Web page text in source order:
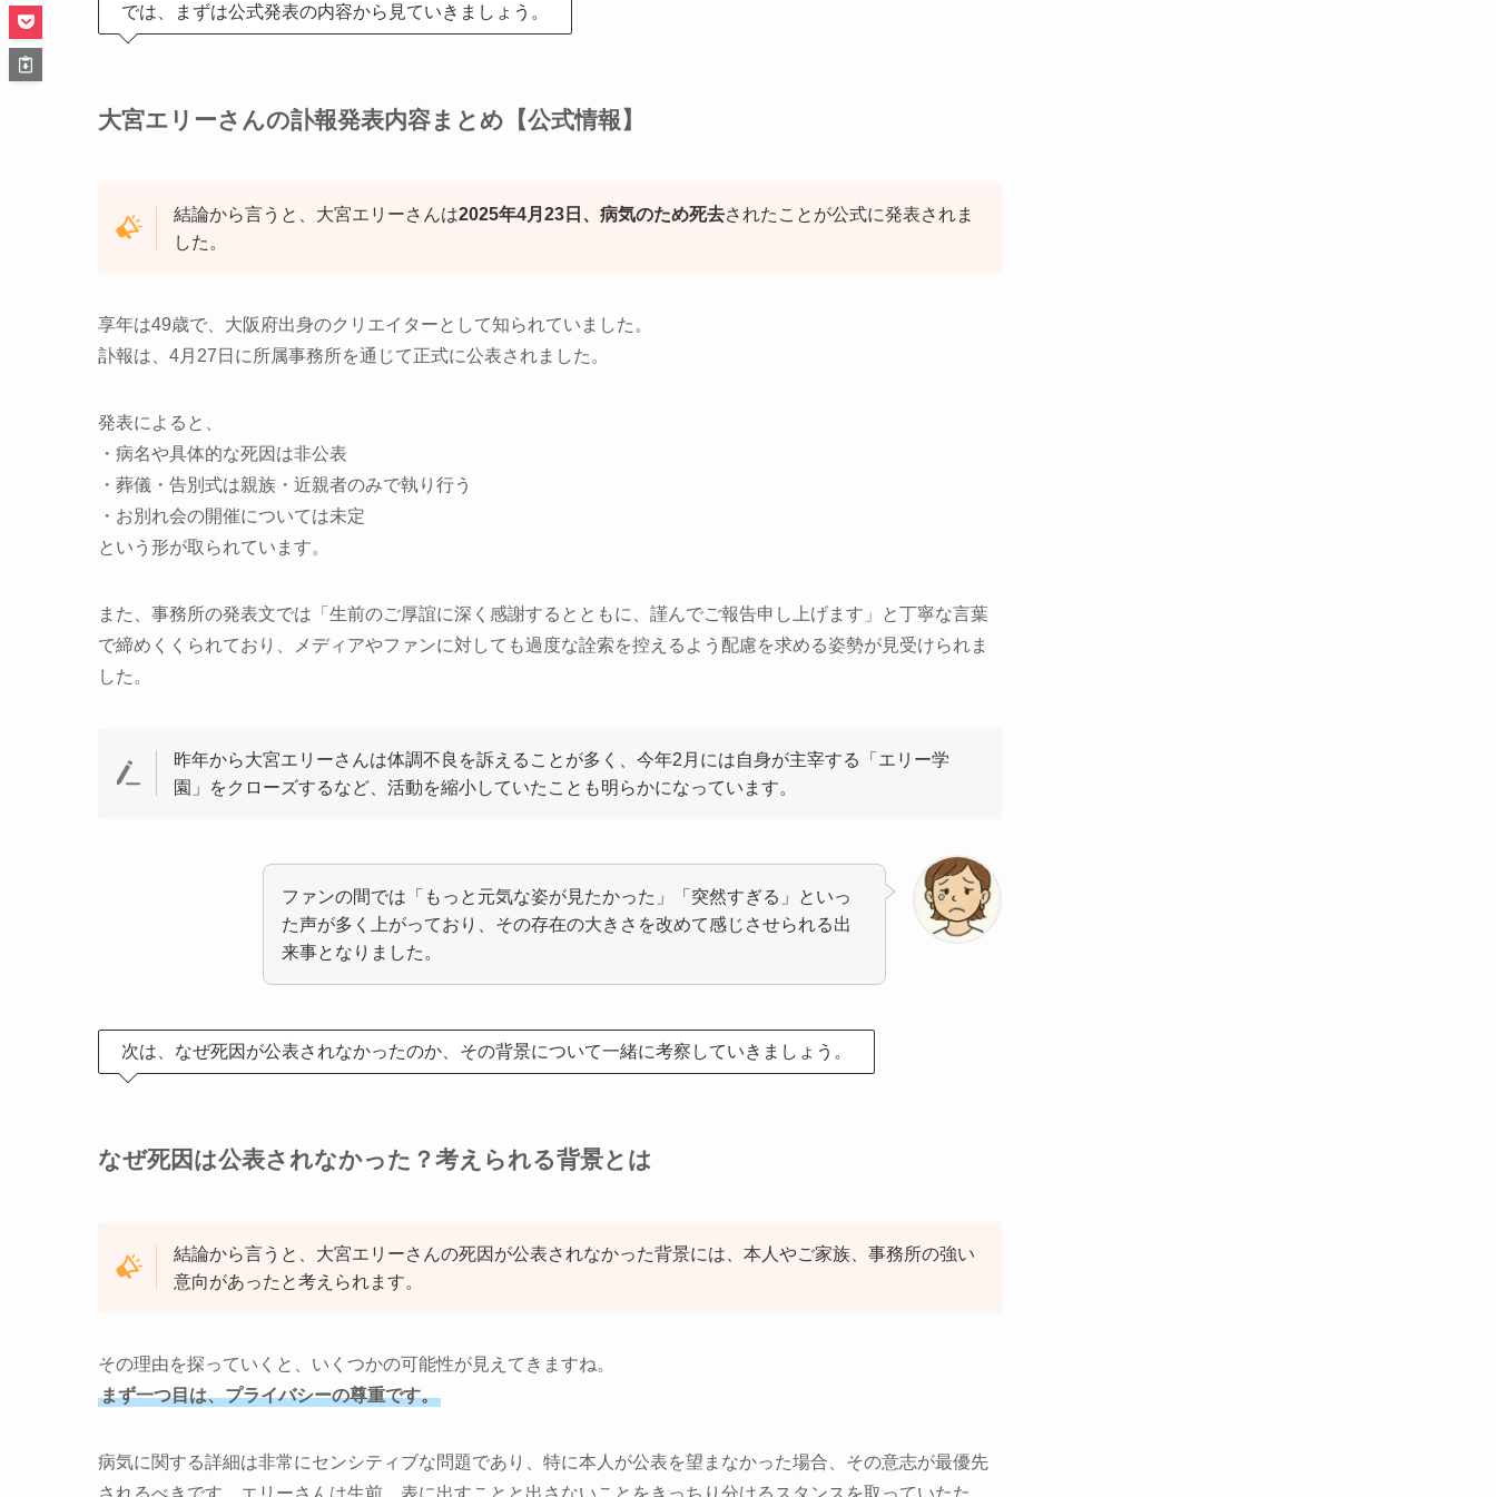
では、まずは公式発表の内容から見ていきましょう。
大宮エリーさんの訃報発表内容まとめ【公式情報】
結論から言うと、大宮エリーさんは2025年4月23日、病気のため死去されたことが公式に発表されま
した。
享年は49歳で、大阪府出身のクリエイターとして知られていました。
訃報は、4月27日に所属事務所を通じて正式に公表されました。
発表によると、
・病名や具体的な死因は非公表
・葬儀・告別式は親族・近親者のみで執り行う
・お別れ会の開催については未定
という形が取られています。
また、事務所の発表文では「生前のご厚誼に深く感謝するとともに、謹んでご報告申し上げます」と丁寧な言葉
で締めくくられており、メディアやファンに対しても過度な詮索を控えるよう配慮を求める姿勢が見受けられま
した。
昨年から大宮エリーさんは体調不良を訴えることが多く、今年2月には自身が主宰する「エリー学
園」をクローズするなど、活動を縮小していたことも明らかになっています。
ファンの間では「もっと元気な姿が見たかった」「突然すぎる」といっ
た声が多く上がっており、その存在の大きさを改めて感じさせられる出
来事となりました。
次は、なぜ死因が公表されなかったのか、その背景について一緒に考察していきましょう。
なぜ死因は公表されなかった？考えられる背景とは
結論から言うと、大宮エリーさんの死因が公表されなかった背景には、本人やご家族、事務所の強い
意向があったと考えられます。
その理由を探っていくと、いくつかの可能性が見えてきますね。
まず一つ目は、プライバシーの尊重です。
病気に関する詳細は非常にセンシティブな問題であり、特に本人が公表を望まなかった場合、その意志が最優先
されるべきです。エリーさんは生前、表に出すことと出さないことをきっちり分けるスタンスを取っていたた